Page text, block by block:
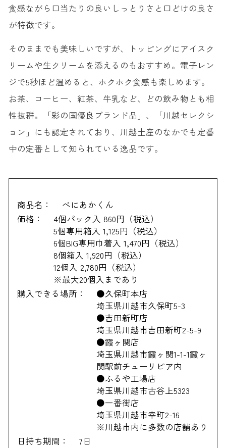
食感ながら口当たりの良いしっとりさと口どけの良さ
が特徴です。
そのままでも美味しいですが、トッピングにアイスク
リームや生クリームを添えるのもおすすめ。電子レン
ジで5秒ほど温めると、ホクホク食感も楽しめます。
お茶、コーヒー、紅茶、牛乳など、どの飲み物とも相
性抜群。「彩の国優良ブランド品」、「川越セレクシ
ョン」にも認定されており、川越土産のなかでも定番
中の定番として知られている逸品です。
商品名：
べにあかくん
価格：
4個パック入 860円（税込）
5個専用箱入 1,125円（税込）
6個BIG専用巾着入 1,470円（税込）
8個箱入 1,920円（税込）
12個入 2,780円（税込）
※最大20個入まであり
購入できる場所：
●久保町本店
埼玉県川越市久保町5-3
●吉田新町店
埼玉県川越市吉田新町2-5-9
●霞ヶ関店
埼玉県川越市霞ヶ関1-1-1霞ヶ
関駅前チューリピア内
●ふるや工場店
埼玉県川越市古谷上5323
●一番街店
埼玉県川越市幸町2-16
※川越市内に多数の店舗あり
日持ち期間：
7日